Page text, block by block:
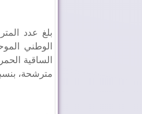
بلغ عدد
مترشحة، بنسبة تصل